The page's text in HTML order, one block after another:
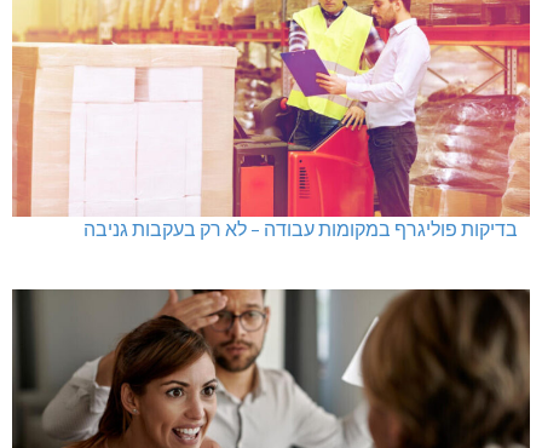
בדיקות פוליגרף במקומות עבודה – לא רק בעקבות גניבה